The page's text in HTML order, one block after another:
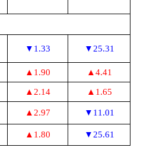
▼1.33 ▼25.31
▲1.90 ▲4.41
▲2.14 ▲1.65
▲2.97 ▼11.01
▲1.80 ▼25.61